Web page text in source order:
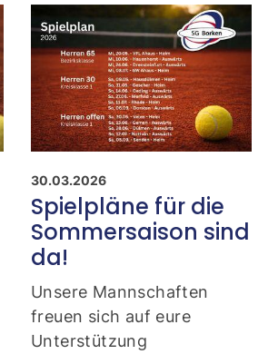
30.03.2026
Spielpläne für die
Sommersaison sind
da!
Unsere Mannschaften
freuen sich auf eure
Unterstützung